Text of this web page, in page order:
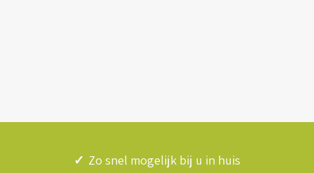
✓ Zo snel mogelijk bij u in huis